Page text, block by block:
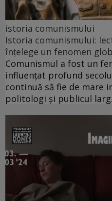
istoria comunismului
Istoria comunismului:
înțelege un fenomen
Comunismul a fost un
influențat profund
continuă să fie de mare
politologi și publicul larg.